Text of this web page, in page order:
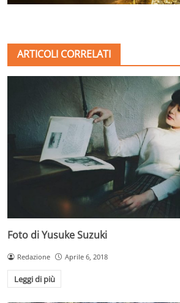
ARTICOLI CORRELATI
Foto di Yusuke Suzuki
Redazione Aprile 6, 2018
Leggi di più